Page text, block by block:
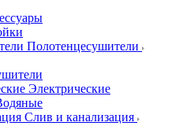
Полотенцесушители
Электрические
Слив и канализация